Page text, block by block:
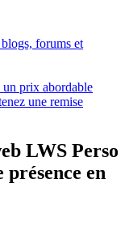
forums et
un prix abordable
une remise
LWS Perso
en